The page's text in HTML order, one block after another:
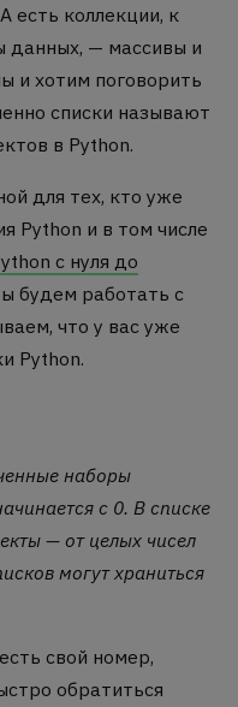
есть коллекции, к
данных, — массивы и
и хотим поговорить
списки называют
в Python.
для тех, кто уже
Python и в том числе
с нуля до
будем работать с
что у вас уже
Python.
наборы
с 0. В списке
— от целых чисел
могут храниться
свой номер,
обратиться